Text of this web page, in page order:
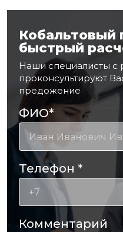
Кобальтовый
быстрый
Наши специалисты с
проконсультируют
предожение
ФИО*
Телефон *
Комментарий